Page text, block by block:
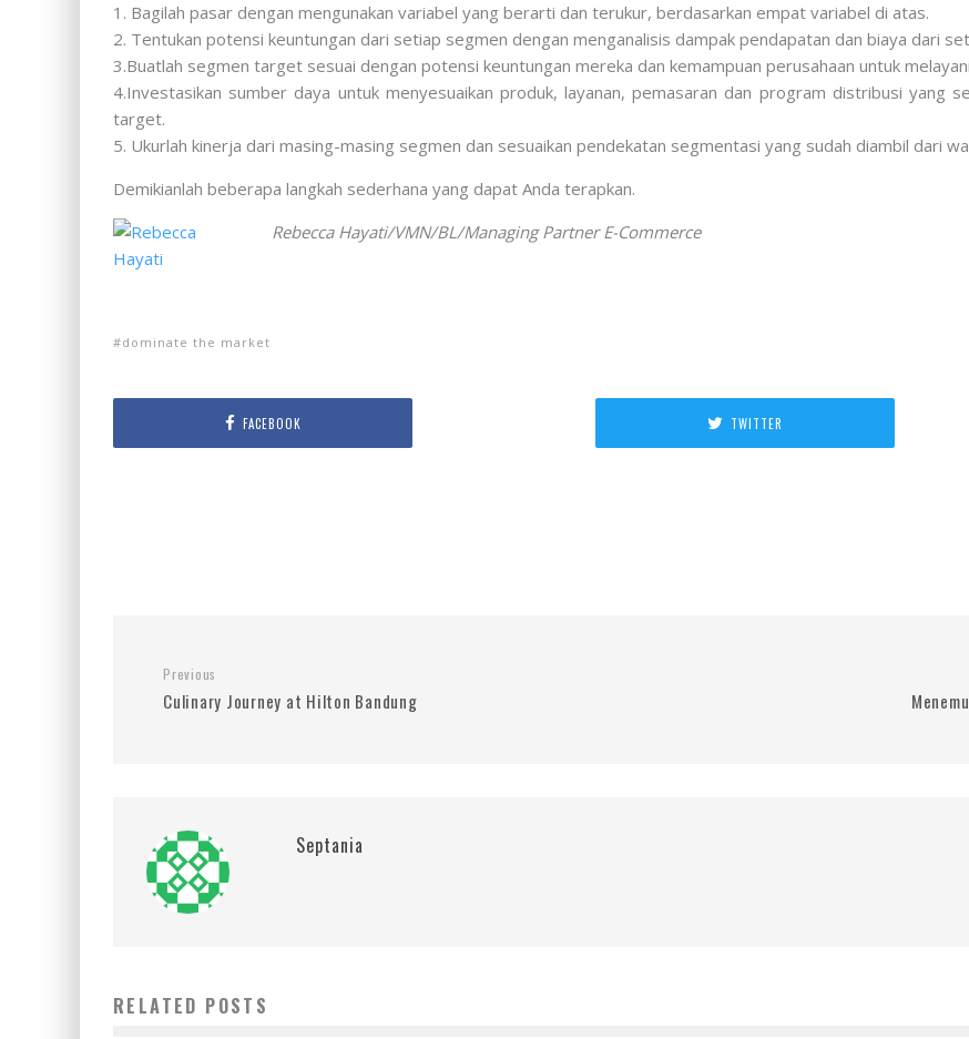
1. Bagilah pasar dengan mengunakan variabel yang berarti dan terukur, berdasarkan empat variabel di atas.
2. Tentukan potensi keuntungan dari setiap segmen dengan menganalisis dampak pendapatan dan biaya dari
3.Buatlah segmen target sesuai dengan potensi keuntungan mereka dan kemampuan perusahaan untuk
4.Investasikan sumber daya untuk menyesuaikan produk, layanan, pemasaran dan program distribusi yang
target.
5. Ukurlah kinerja dari masing-masing segmen dan sesuaikan pendekatan segmentasi yang sudah diambil dari
Demikianlah beberapa langkah sederhana yang dapat Anda terapkan.
Rebecca Hayati/VMN/BL/Managing Partner E-Commerce
dominate the market
FACEBOOK TWITTER
Previous
Culinary Journey at Hilton Bandung
Septania
RELATED POSTS